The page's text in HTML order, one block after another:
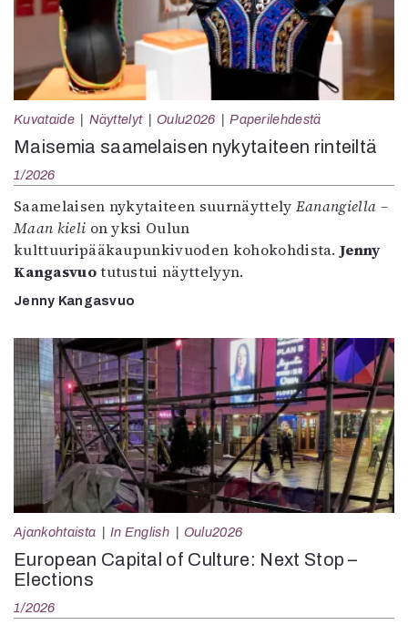
Kuvataide Näyttelyt Oulu2026 Paperilehdestä
Maisemia saamelaisen nykytaiteen rinteiltä
1/2026
Saamelaisen nykytaiteen suurnäyttely Eanangiella –
Maan kieli on yksi Oulun
kulttuuripääkaupunkivuoden kohokohdista.Jenny
Kangasvuotutustui näyttelyyn.
Jenny Kangasvuo
Ajankohtaista In English Oulu2026
European Capital of Culture: Next Stop –
Elections
1/2026